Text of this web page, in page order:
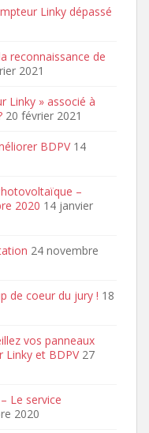
Linky dépassé
reconnaissance de
2021
Linky » associé à
20 février 2021
BDPV 14
–
2020 14 janvier
24 novembre
de coeur du jury ! 18
vos panneaux
Linky et BDPV 27
Le service
2020